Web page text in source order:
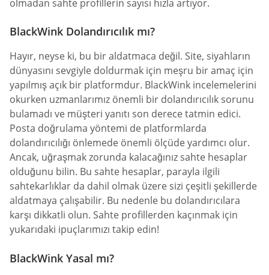
olmadan sahte profillerin sayısı hızla artıyor.
BlackWink Dolandırıcılık mı?
Hayır, neyse ki, bu bir aldatmaca değil. Site, siyahların
dünyasını sevgiyle doldurmak için meşru bir amaç için
yapılmış açık bir platformdur. BlackWink incelemelerini
okurken uzmanlarımız önemli bir dolandırıcılık sorunu
bulamadı ve müşteri yanıtı son derece tatmin edici.
Posta doğrulama yöntemi de platformlarda
dolandırıcılığı önlemede önemli ölçüde yardımcı olur.
Ancak, uğraşmak zorunda kalacağınız sahte hesaplar
olduğunu bilin. Bu sahte hesaplar, parayla ilgili
sahtekarlıklar da dahil olmak üzere sizi çeşitli şekillerde
aldatmaya çalışabilir. Bu nedenle bu dolandırıcılara
karşı dikkatli olun. Sahte profillerden kaçınmak için
yukarıdaki ipuçlarımızı takip edin!
BlackWink Yasal mı?